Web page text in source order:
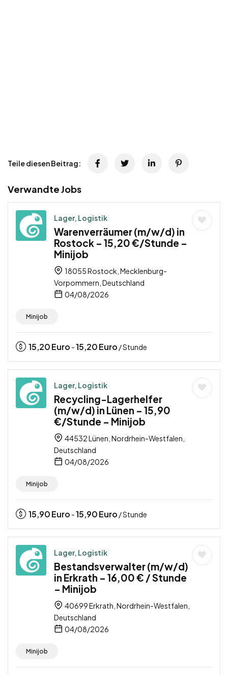
Teile diesen Beitrag:
Verwandte Jobs
Lager, Logistik
Warenverräumer (m/w/d) in
Rostock – 15,20 €/Stunde –
Minijob
18055 Rostock, Mecklenburg-
Vorpommern, Deutschland
04/08/2026
Minijob
15,20Euro -15,20Euro / Stunde
Lager, Logistik
Recycling-Lagerhelfer
(m/w/d) in Lünen – 15,90
€/Stunde – Minijob
44532 Lünen, Nordrhein-Westfalen,
Deutschland
04/08/2026
Minijob
15,90Euro -15,90Euro / Stunde
Lager, Logistik
Bestandsverwalter (m/w/d)
in Erkrath – 16,00 € / Stunde
– Minijob
40699 Erkrath, Nordrhein-Westfalen,
Deutschland
04/08/2026
Minijob